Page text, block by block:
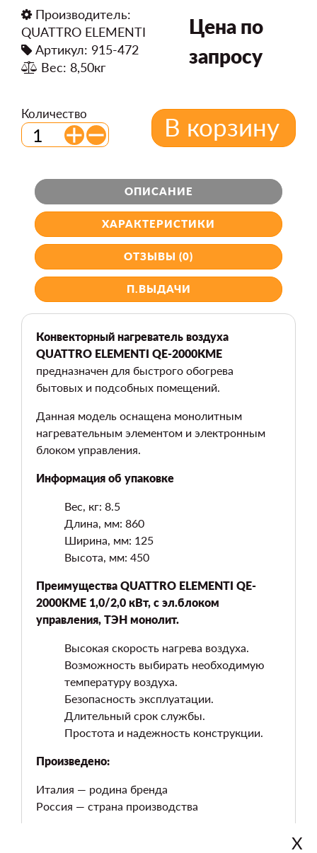
Производитель:
QUATTRO ELEMENTI
Артикул: 915-472
Вес: 8,50кг
Цена по
запросу
Количество В корзину
ОПИСАНИЕ
ХАРАКТЕРИСТИКИ
ОТЗЫВЫ (0)
П.ВЫДАЧИ
Конвекторный нагреватель воздуха
QUATTRO ELEMENTI QE-2000KME
предназначен для быстрого обогрева
бытовых и подсобных помещений.
Данная модель оснащена монолитным
нагревательным элементом и электронным
блоком управления.
Информация об упаковке
Вес, кг: 8.5
Длина, мм: 860
Ширина, мм: 125
Высота, мм: 450
Преимущества QUATTRO ELEMENTI QE-
2000KME 1,0/2,0 кВт, с эл.блоком
управления, ТЭН монолит.
Высокая скорость нагрева воздуха.
Возможность выбирать необходимую
температуру воздуха.
Безопасность эксплуатации.
Длительный срок службы.
Простота и надежность конструкции.
Произведено:
Италия — родина бренда
Россия — страна производства
Х